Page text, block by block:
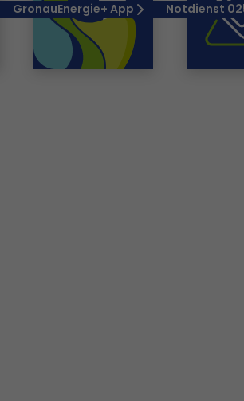
GronauEnergie+ App Notdienst